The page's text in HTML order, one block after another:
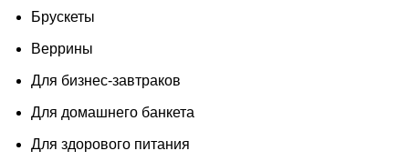
Брускеты
Веррины
Для бизнес-завтраков
Для домашнего банкета
Для здорового питания